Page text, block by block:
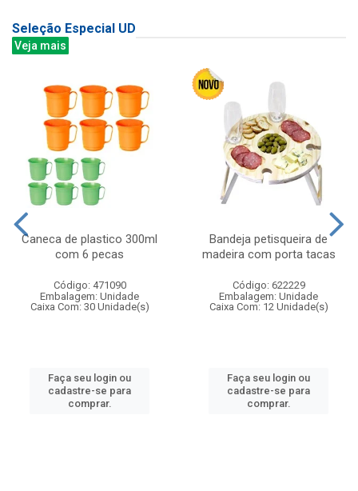
Seleção Especial UD
Veja mais
Caneca de plastico 300ml
com 6 pecas
Código: 471090
Embalagem: Unidade
Caixa Com: 30 Unidade(s)
Faça seu login ou
cadastre-se para
comprar.
Bandeja petisqueira de
madeira com porta tacas
Código: 622229
Embalagem: Unidade
Caixa Com: 12 Unidade(s)
Faça seu login ou
cadastre-se para
comprar.